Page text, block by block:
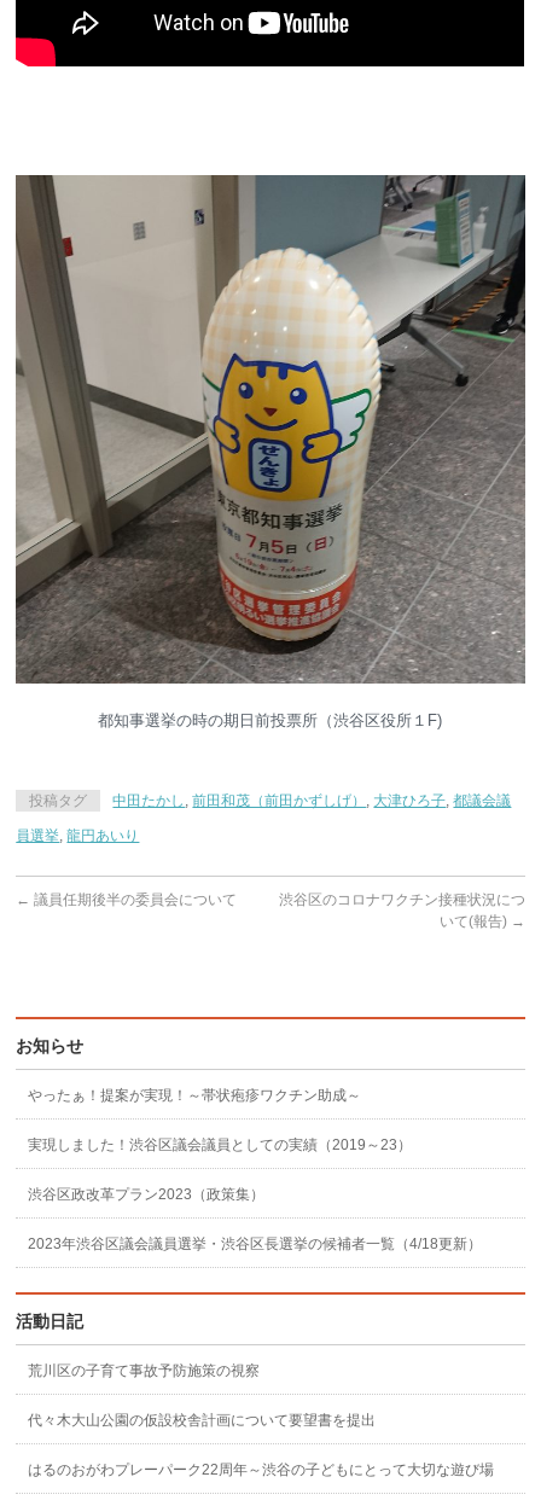
都知事選挙の時の期日前投票所（渋谷区役所１F)
投稿タグ 中田たかし ,前田和茂（前田かずしげ） 大津ひろ子 ,都議会議
員選挙 ,龍円あいり
← 議員任期後半の委員会について
渋谷区のコロナワクチン接種状況につ
いて(報告) →
お知らせ
やったぁ！提案が実現！～帯状疱疹ワクチン助成～
実現しました！渋谷区議会議員としての実績（2019～23）
渋谷区政改革プラン2023（政策集）
2023年渋谷区議会議員選挙・渋谷区長選挙の候補者一覧（4/18更新）
活動日記
荒川区の子育て事故予防施策の視察
代々木大山公園の仮設校舎計画について要望書を提出
はるのおがわプレーパーク22周年～渋谷の子どもにとって大切な遊び場